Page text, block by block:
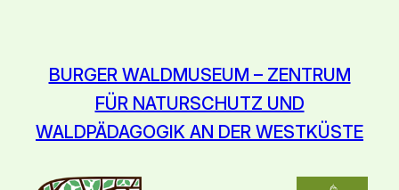
BURGER WALDMUSEUM – ZENTRUM
FÜR NATURSCHUTZ UND
WALDPÄDAGOGIK AN DER WESTKÜSTE